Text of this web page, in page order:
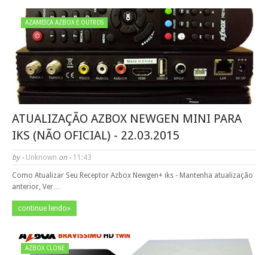
AZAMEICA AZBOX E OUTROS
ATUALIZAÇÃO AZBOX NEWGEN MINI PARA
IKS (NÃO OFICIAL) - 22.03.2015
by - Unknown on - 11:43
Como Atualizar Seu Receptor Azbox Newgen+ iks - Mantenha atualização
anterior, Ver…
continue lendo»
AZBOX CLONE